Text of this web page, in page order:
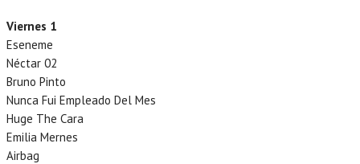
Viernes 1
Eseneme
Néctar 02
Bruno Pinto
Nunca Fui Empleado Del Mes
Huge The Cara
Emilia Mernes
Airbag